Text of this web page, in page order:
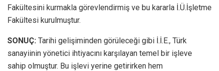
Fakültesini kurmakla görevlendirmiş ve bu kararla İ.Ü.İşletme
Fakültesi kurulmuştur.
SONUÇ: Tarihi gelişiminden görüleceği gibi İ.İ.E., Türk
sanayiinin yönetici ihtiyacını karşılayan temel bir işleve
sahip olmuştur. Bu işlevi yerine getirirken hem